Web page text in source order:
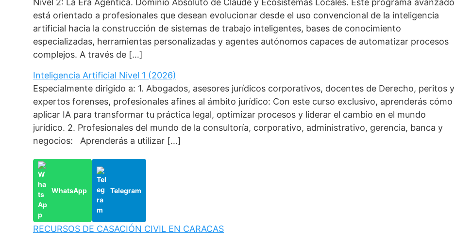
Nivel 2: La Era Agéntica. Dominio Absoluto de Claude y Ecosistemas Locales. Este programa avanzado
está orientado a profesionales que desean evolucionar desde el uso convencional de la inteligencia
artificial hacia la construcción de sistemas de trabajo inteligentes, bases de conocimiento
especializadas, herramientas personalizadas y agentes autónomos capaces de automatizar procesos
complejos. A través de […]
Inteligencia Artificial Nivel 1 (2026)
Especialmente dirigido a: 1. Abogados, asesores jurídicos corporativos, docentes de Derecho, peritos y
expertos forenses, profesionales afines al ámbito jurídico: Con este curso exclusivo, aprenderás cómo
aplicar IA para transformar tu práctica legal, optimizar procesos y liderar el cambio en el mundo
jurídico. 2. Profesionales del mundo de la consultoría, corporativo, administrativo, gerencia, banca y
negocios: Aprenderás a utilizar […]
WhatsApp Telegram
RECURSOS DE CASACIÓN CIVIL EN CARACAS